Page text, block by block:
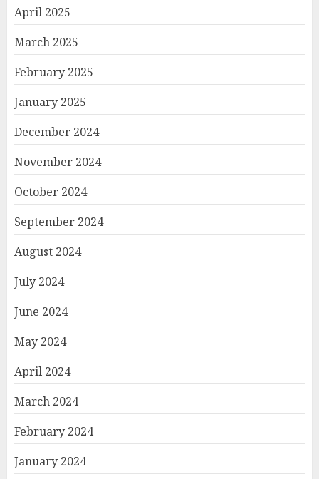
April 2025
March 2025
February 2025
January 2025
December 2024
November 2024
October 2024
September 2024
August 2024
July 2024
June 2024
May 2024
April 2024
March 2024
February 2024
January 2024